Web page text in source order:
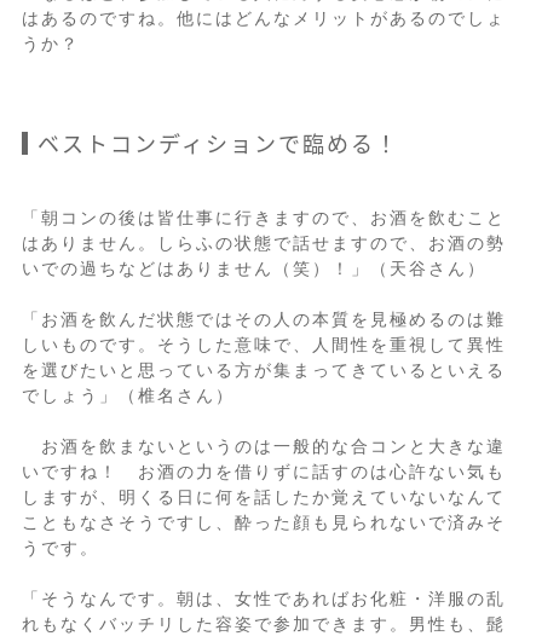
はあるのですね。他にはどんなメリットがあるのでしょ
うか？
ベストコンディションで臨める！
「朝コンの後は皆仕事に行きますので、お酒を飲むこと
はありません。しらふの状態で話せますので、お酒の勢
いでの過ちなどはありません（笑）！」（天谷さん）
「お酒を飲んだ状態ではその人の本質を見極めるのは難
しいものです。そうした意味で、人間性を重視して異性
を選びたいと思っている方が集まってきているといえる
でしょう」（椎名さん）
お酒を飲まないというのは一般的な合コンと大きな違
いですね！ お酒の力を借りずに話すのは心許ない気も
しますが、明くる日に何を話したか覚えていないなんて
こともなさそうですし、酔った顔も見られないで済みそ
うです。
「そうなんです。朝は、女性であればお化粧・洋服の乱
れもなくバッチリした容姿で参加できます。男性も、髭